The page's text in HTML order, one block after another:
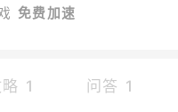
免费加速
1 问答 1